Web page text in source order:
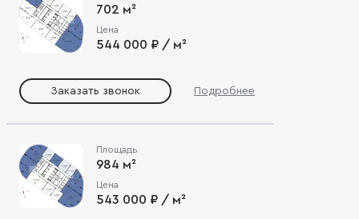
702 м²
Цена
544 000 ₽ / м²
Заказать звонок Подробнее
Площадь
984 м²
Цена
543 000 ₽ / м²